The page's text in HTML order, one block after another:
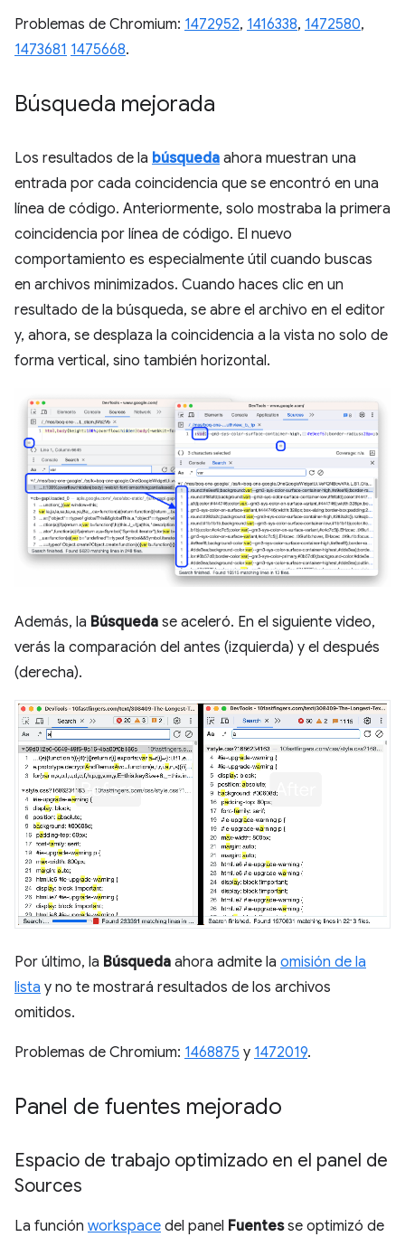
Problemas de Chromium: 1472952, 1416338, 1472580,
1473681 1475668.
Búsqueda mejorada
Los resultados de la búsqueda ahora muestran una
entrada por cada coincidencia que se encontró en una
línea de código. Anteriormente, solo mostraba la primera
coincidencia por línea de código. El nuevo
comportamiento es especialmente útil cuando buscas
en archivos minimizados. Cuando haces clic en un
resultado de la búsqueda, se abre el archivo en el editor
y, ahora, se desplaza la coincidencia a la vista no solo de
forma vertical, sino también horizontal.
Además, la Búsqueda se aceleró. En el siguiente video,
verás la comparación del antes (izquierda) y el después
(derecha).
Por último, la Búsqueda ahora admite la omisión de la
lista y no te mostrará resultados de los archivos
omitidos.
Problemas de Chromium: 1468875 y 1472019.
Panel de fuentes mejorado
Espacio de trabajo optimizado en el panel de
Sources
La función workspace del panel Fuentesse optimizó de